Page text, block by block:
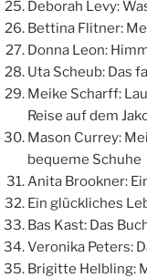
Deborah Levy:
Bettina Flitner:
Donna Leon:
Uta Scheub: Das
Meike Scharff:
Reise auf dem
Mason Currey:
bequeme Schuhe
Anita Brookner:
Ein glückliches
Bas Kast: Das
Veronika Peters:
Brigitte Helbling: